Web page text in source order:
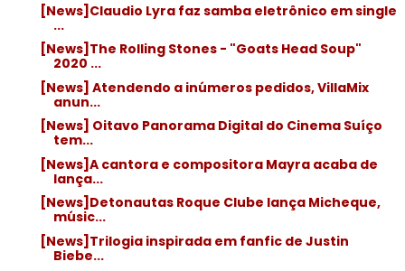
[News]Claudio Lyra faz samba eletrônico em single
...
[News]The Rolling Stones - "Goats Head Soup"
2020 ...
[News] Atendendo a inúmeros pedidos, VillaMix
anun...
[News] Oitavo Panorama Digital do Cinema Suíço
tem...
[News]A cantora e compositora Mayra acaba de
lança...
[News]Detonautas Roque Clube lança Micheque,
músic...
[News]Trilogia inspirada em fanfic de Justin
Biebe...